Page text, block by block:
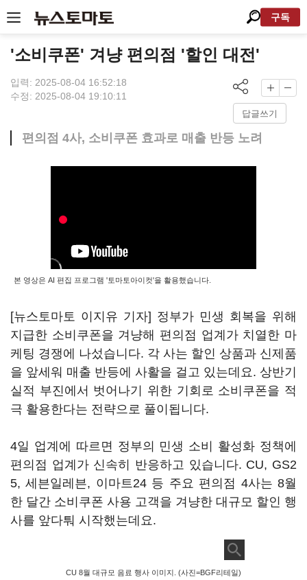
구독
'소비쿠폰' 겨냥 편의점 '할인 대전'
입력: 2025-08-04 16:52:18
수정: 2025-08-04 19:10:11
답글쓰기
편의점 4사, 소비쿠폰 효과로 매출 반등 노려
본 영상은 AI 편집 프로그램 '토마토아이컷'을 활용했습니다.
[뉴스토마토 이지유 기자] 정부가 민생 회복을 위해
지급한 소비쿠폰을 겨냥해 편의점 업계가 치열한 마
케팅 경쟁에 나섰습니다. 각 사는 할인 상품과 신제품
을 앞세워 매출 반등에 사활을 걸고 있는데요. 상반기
실적 부진에서 벗어나기 위한 기회로 소비쿠폰을 적
극 활용한다는 전략으로 풀이됩니다.
4일 업계에 따르면 정부의 민생 소비 활성화 정책에
편의점 업계가 신속히 반응하고 있습니다. CU, GS2
5, 세븐일레븐, 이마트24 등 주요 편의점 4사는 8월
한 달간 소비쿠폰 사용 고객을 겨냥한 대규모 할인 행
사를 앞다퉈 시작했는데요.
CU 8월 대규모 음료 행사 이미지. (사진=BGF리테일)